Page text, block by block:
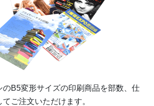
¥ 10,538 @ 3
¥ 11,572 @ 2.9
¥ 12,694
のB5変形サイズの印刷商品を部数、仕
てご注文いただけます。